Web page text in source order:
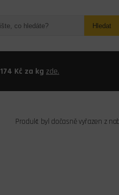
Hledat
174 Kč za kg zde.
Produkt byl dočasně vyřazen z